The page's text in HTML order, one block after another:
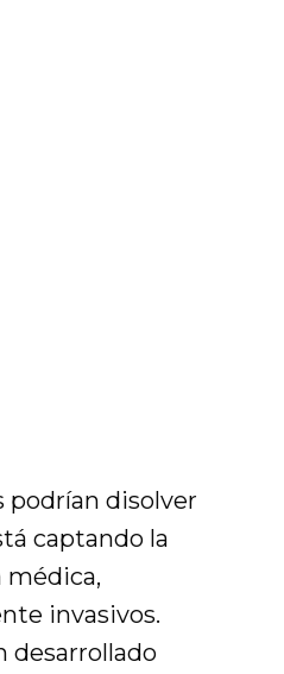
podrían disolver
captando la
invasivos.
desarrollado